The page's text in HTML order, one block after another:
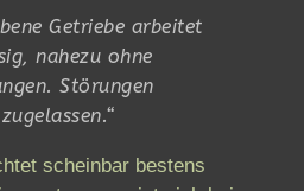
Getriebe arbeitet
nahezu ohne
Störungen
scheinbar bestens